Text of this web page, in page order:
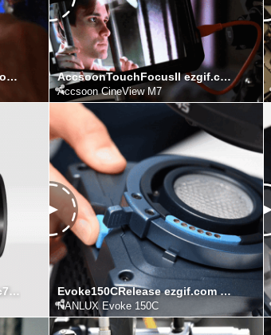
AccsoonTouchFocus ezgif.com video to gif converter AccsoonTouchFocusII ezgif.com video to gif converter
Accsoon CineView M7
c7e58627 32e6 42af b0b0 6dc7d7723eec ezgif.com video to gif converter Evoke150CRelease ezgif.com video to gif converter
NANLUX Evoke 150C